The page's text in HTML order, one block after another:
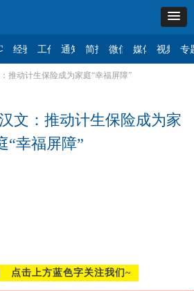
二十大
经验交流工作动态通知公告简报信息微信公众号
媒体报道视频展专
文：推动计生保险成为家
“幸福屏障”
点击上方蓝色字关注我们~
推动计生保险成为家庭“幸福屏障”